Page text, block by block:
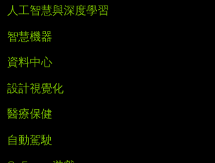
人工智慧與深度學習
智慧機器
資料中心
設計視覺化
醫療保健
自動駕駛